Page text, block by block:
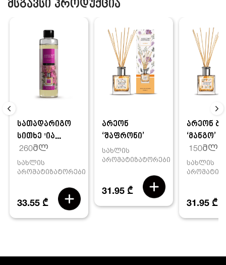
მსგავსი პროდუქცია
სათადარიგო
სითხე 'ია...
260მლ
სახლის
არომატიზატორები
33.55 ₾
არეონ
‘შაფრონი’
სახლის
არომატიზატორები
31.95 ₾
არეონ
‘მანგო’
150მლ
სახლის
31.95 ₾